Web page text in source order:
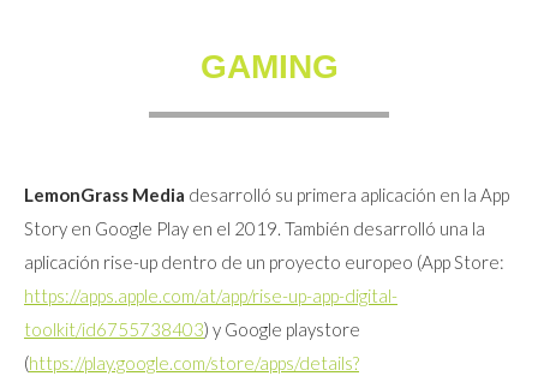
GAMING
LemonGrass Media desarrolló su primera aplicación en la App
Story en Google Play en el 2019. También desarrolló una la
aplicación rise-up dentro de un proyecto europeo (App Store:
https://apps.apple.com/at/app/rise-up-app-digital-
toolkit/id6755738403) y Google playstore
(https://play.google.com/store/apps/details?